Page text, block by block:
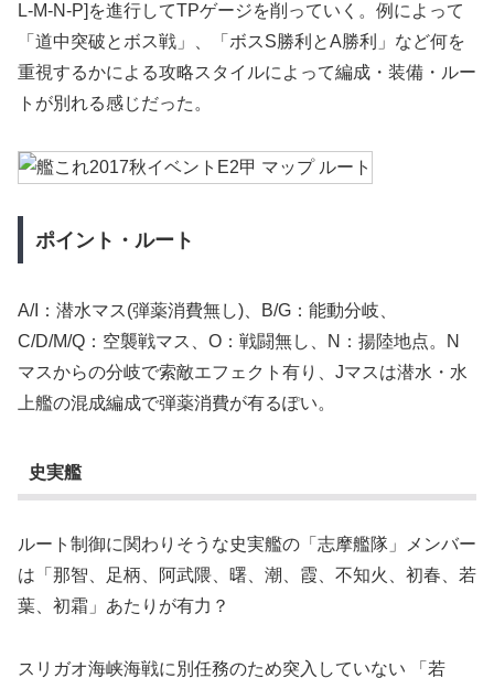
L-M-N-P]を進行してTPゲージを削っていく。例によって
「道中突破とボス戦」、「ボスS勝利とA勝利」など何を
重視するかによる攻略スタイルによって編成・装備・ルー
トが別れる感じだった。
ポイント・ルート
A/I：潜水マス(弾薬消費無し)、B/G：能動分岐、
C/D/M/Q：空襲戦マス、O：戦闘無し、N：揚陸地点。N
マスからの分岐で索敵エフェクト有り、Jマスは潜水・水
上艦の混成編成で弾薬消費が有るぽい。
史実艦
ルート制御に関わりそうな史実艦の「志摩艦隊」メンバー
は「那智、足柄、阿武隈、曙、潮、霞、不知火、初春、若
葉、初霜」あたりが有力？
スリガオ海峡海戦に別任務のため突入していない 「若